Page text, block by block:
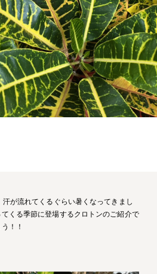
が流れてくるぐらい暑くなってきまし
くる季節に登場するクロトンのご紹介で
！！